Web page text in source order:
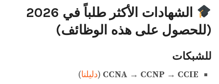
الشهادات الأكثر طلباً في 2026
(للحصول على هذه الوظائف)
للشبكات
CCNA → CCNP → CCIE
(دليلنا)